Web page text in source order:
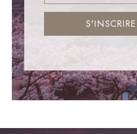
S'INSCRIRE